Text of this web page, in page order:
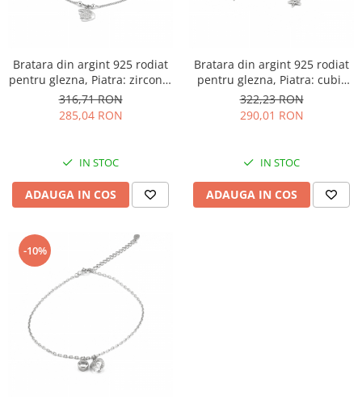
Bratara din argint 925 rodiat
pentru glezna, Piatra: zirconia
fatetata si cubic zirconia,
Sonis Silver
316,71 RON
285,04 RON
IN STOC
ADAUGA IN COS
Bratara din argint 925 rodiat
pentru glezna, Piatra: cubic
zirconia, Sonis Silver
322,23 RON
290,01 RON
IN STOC
ADAUGA IN COS
-10%